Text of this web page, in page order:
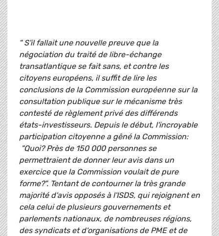
" S'il fallait une nouvelle preuve que la
négociation du traité de libre-échange
transatlantique se fait sans, et contre les
citoyens européens, il suffit de lire les
conclusions de la Commission européenne sur la
consultation publique sur le mécanisme très
contesté de règlement privé des différends
états-investisseurs. Depuis le début, l'incroyable
participation citoyenne a gêné la Commission:
"Quoi? Près de 150 000 personnes se
permettraient de donner leur avis dans un
exercice que la Commission voulait de pure
forme?". Tentant de contourner la très grande
majorité d'avis opposés à l'ISDS, qui rejoignent en
cela celui de plusieurs gouvernements et
parlements nationaux, de nombreuses régions,
des syndicats et d'organisations de PME et de